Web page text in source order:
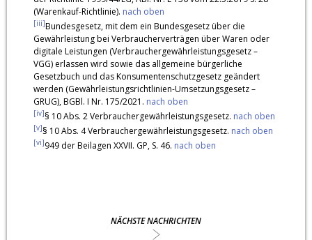
(Warenkauf-Richtlinie). nach oben
[iii]Bundesgesetz, mit dem ein Bundesgesetz über die
Gewährleistung bei Verbraucherverträgen über Waren oder
digitale Leistungen (Verbrauchergewährleistungsgesetz –
VGG) erlassen wird sowie das allgemeine bürgerliche
Gesetzbuch und das Konsumentenschutzgesetz geändert
werden (Gewährleistungsrichtlinien-Umsetzungsgesetz –
GRUG), BGBl. I Nr. 175/2021. nach oben
[iv]§ 10 Abs. 2 Verbrauchergewährleistungsgesetz. nach oben
[v]§ 10 Abs. 4 Verbrauchergewährleistungsgesetz. nach oben
[vi]949 der Beilagen XXVII. GP, S. 46. nach oben
NÄCHSTE NACHRICHTEN